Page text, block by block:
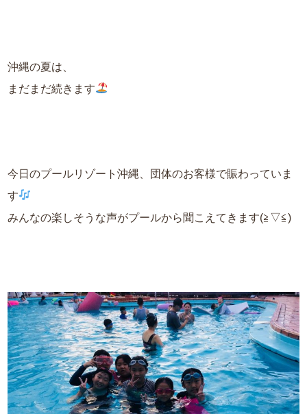
沖縄の夏は、
まだまだ続きます
今日のプールリゾート沖縄、団体のお客様で賑わっていま
す
みんなの楽しそうな声がプールから聞こえてきます(≧▽≦)